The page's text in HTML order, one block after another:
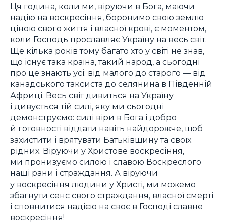
Ця година, коли ми, віруючи в Бога, маючи
надію на воскресіння, боронимо свою землю
ціною свого життя і власної крові, є моментом,
коли Господь прославляє Україну на весь світ.
Ще кілька років тому багато хто у світі не знав,
що існує така країна, такий народ, а сьогодні
про це знають усі: від малого до старого — від
канадського таксиста до селянина в Південній
Африці. Весь світ дивиться на Україну
і дивується тій силі, яку ми сьогодні
демонструємо: силі віри в Бога і добро
й готовності віддати навіть найдорожче, щоб
захистити і врятувати Батьківщину та своїх
рідних. Віруючи у Христове воскресіння,
ми пронизуємо силою і славою Воскреслого
наші рани і страждання. А віруючи
у воскресіння людини у Христі, ми можемо
збагнути сенс свого страждання, власної смерті
і сповнитися надією на своє в Господі славне
воскресіння!